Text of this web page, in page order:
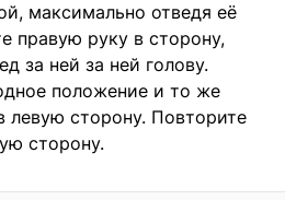
максимально отведя её
правую руку в сторону,
за ней за ней голову.
положение и то же
левую сторону. Повторите
сторону.